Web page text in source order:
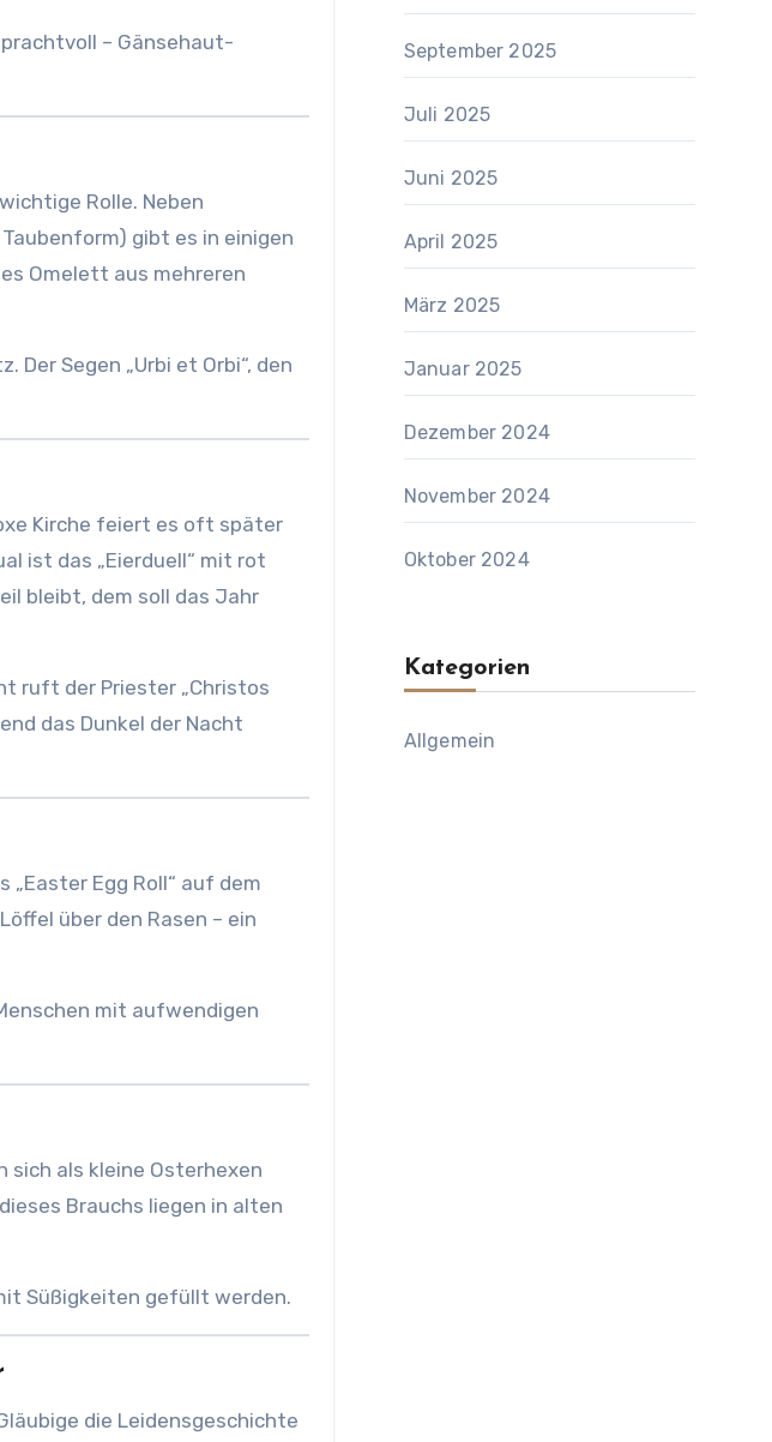
– Gänsehaut-
Rolle. Neben
gibt es in einigen
Omelett aus mehreren
Der Segen „Urbi et Orbi“, den
Kirche feiert es oft später
ist das „Eierduell“ mit rot
bleibt, dem soll das Jahr
ruft der Priester „Christos
das Dunkel der Nacht
Egg Roll“ auf dem
über den Rasen – ein
mit aufwendigen
sich als kleine Osterhexen
Brauchs liegen in alten
Süßigkeiten gefüllt werden.
die Leidensgeschichte
September 2025
Juli 2025
Juni 2025
April 2025
März 2025
Januar 2025
Dezember 2024
November 2024
Oktober 2024
Kategorien
Allgemein